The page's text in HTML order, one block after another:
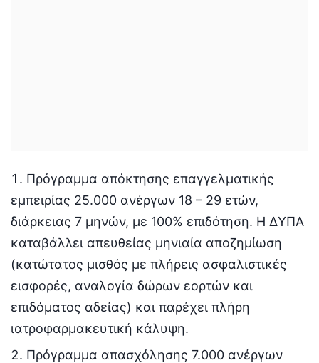
Πρόγραμμα απόκτησης επαγγελματικής
εμπειρίας 25.000 ανέργων 18 – 29 ετών,
διάρκειας 7 μηνών, με 100% επιδότηση. Η ΔΥΠΑ
καταβάλλει απευθείας μηνιαία αποζημίωση
(κατώτατος μισθός με πλήρεις ασφαλιστικές
εισφορές, αναλογία δώρων εορτών και
επιδόματος αδείας) και παρέχει πλήρη
ιατροφαρμακευτική κάλυψη.
Πρόγραμμα απασχόλησης 7.000 ανέργων